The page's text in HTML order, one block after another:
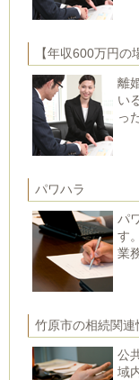
【年収600万円の
離
い
っ
パワハラ
パ
す
業
竹原市の相続関連
公
域